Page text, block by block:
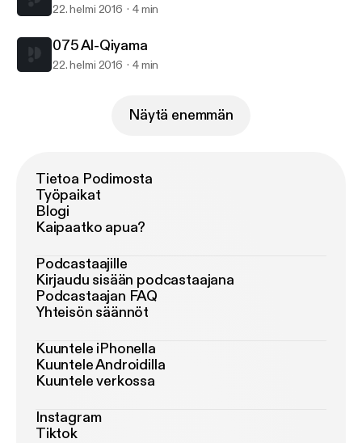
22. helmi 2016 4 min
075 Al-Qiyama
22. helmi 2016 4 min
Näytä enemmän
Tietoa Podimosta
Työpaikat
Blogi
Kaipaatko apua?
Podcastaajille
Kirjaudu sisään podcastaajana
Podcastaajan FAQ
Yhteisön säännöt
Kuuntele iPhonella
Kuuntele Androidilla
Kuuntele verkossa
Instagram
Tiktok